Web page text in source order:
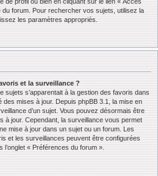
du forum. Pour rechercher vos sujets, utilisez la
les paramètres appropriés.
et la surveillance ?
sujets s’apparentait à la gestion des favoris dans
des mises à jour. Depuis phpBB 3.1, la mise en
d’un sujet. Vous pouvez désormais être
à jour. Cependant, la surveillance vous permet
mise à jour dans un sujet ou un forum. Les
et les surveillances peuvent être configurées
l’onglet « Préférences du forum ».